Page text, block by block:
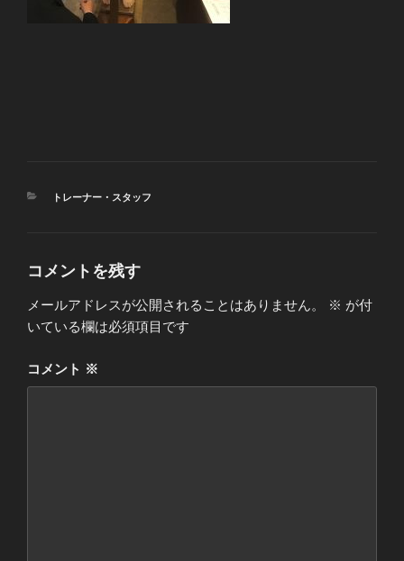
カ
トレーナー・スタッフ
コメントを残す
メールアドレスが公開されることはありません。 ※ が付
いている欄は必須項目です
コメント ※